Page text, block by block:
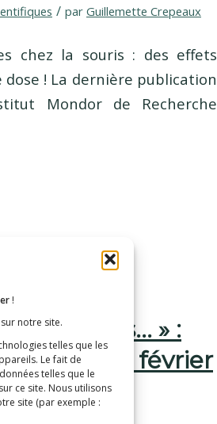
!
notre site.
telles que les
Le fait de
telles que le
ce site. Nous utilisons
site (par exemple :
/ par Guillemette Crepeaux
chez la souris : des effets
! La dernière publication
Mondor de Recherche
2 lapins… » :
Paris le 12 février
/ parE3M